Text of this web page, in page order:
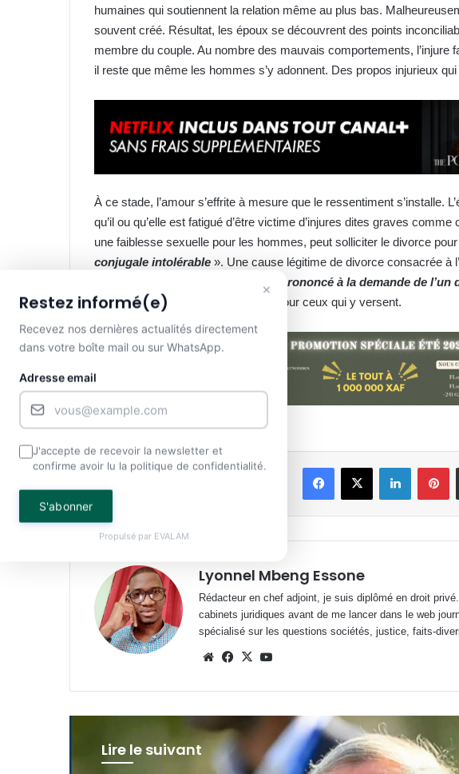
humaines qui soutiennent la relation même au plus bas.
souvent créé. Résultat, les époux se découvrent des points
membre du couple. Au nombre des mauvais comportements, l’injure
il reste que même les hommes s’y adonnent. Des propos injurieux
À ce stade, l’amour s’effrite à mesure que le ressentiment s’installe.
qu’il ou qu’elle est fatigué d’être victime d’injures dites graves
une faiblesse sexuelle pour les hommes, peut solliciter le divorce
conjugale intolérable ». Une cause légitime de divorce consacrée à
le divorce peut être prononcé à la demande de l’un
susmentionné. Une mise en garde pour ceux qui y versent.
FacebookX Linkedin
Lyonnel Mbeng Essone
Rédacteur en chef adjoint, je suis diplômé en droit
cabinets juridiques avant de me lancer dans le web
spécialisé sur les questions sociétés, justice, faits-
WebsiteFacebook
X
Lire le suivant
×
Restez informé(e)
Recevez nos dernières actualités directement
dans votre boîte mail ou sur WhatsApp.
Adresse email
J'accepte de recevoir la newsletter et
confirme avoir lu la politique de confidentialité.
S'abonner
Propulsé par EVALAM